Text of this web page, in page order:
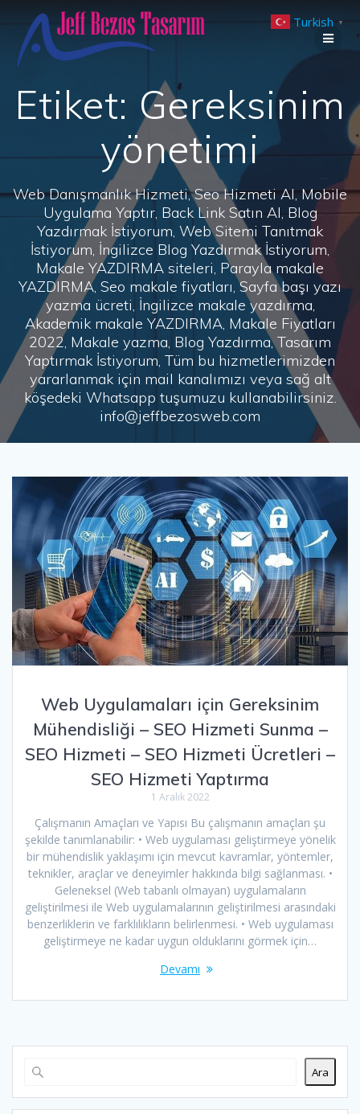
to
Etiket: Gereksinim
yönetimi
Web Danışmanlık Hizmeti, Seo Hizmeti Al, Mobile
Uygulama Yaptır, Back Link Satın Al, Blog
Yazdırmak İstiyorum, Web Sitemi Tanıtmak
İstiyorum, İngilizce Blog Yazdırmak İstiyorum,
Makale YAZDIRMA siteleri, Parayla makale
YAZDIRMA, Seo makale fiyatları, Sayfa başı yazı
yazma ücreti, İngilizce makale yazdırma,
Akademik makale YAZDIRMA, Makale Fiyatları
2022, Makale yazma, Blog Yazdırma, Tasarım
Yaptırmak İstiyorum, Tüm bu hizmetlerimizden
yararlanmak için mail kanalımızı veya sağ alt
köşedeki Whatsapp tuşumuzu kullanabilirsiniz.
info@jeffbezosweb.com
Web Uygulamaları için Gereksinim
Mühendisliği – SEO Hizmeti Sunma –
SEO Hizmeti – SEO Hizmeti Ücretleri –
SEO Hizmeti Yaptırma
1 Aralık 2022
Çalışmanın Amaçları ve Yapısı Bu çalışmanın amaçları şu
şekilde tanımlanabilir: • Web uygulaması geliştirmeye yönelik
bir mühendislik yaklaşımı için mevcut kavramlar, yöntemler,
teknikler, araçlar ve deneyimler hakkında bilgi sağlanması. •
Geleneksel (Web tabanlı olmayan) uygulamaların
geliştirilmesi ile Web uygulamalarının geliştirilmesi arasındaki
benzerliklerin ve farklılıkların belirlenmesi. • Web uygulaması
geliştirmeye ne kadar uygun olduklarını görmek için…
Devamı
Ara
Turkish ▼